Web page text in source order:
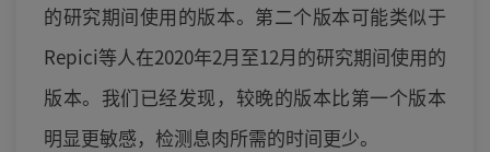
的研究期间使用的版本。第二个版本可能类似于
Repici等人在2020年2月至12月的研究期间使用的
版本。我们已经发现，较晚的版本比第一个版本
明显更敏感，检测息肉所需的时间更少。